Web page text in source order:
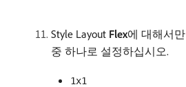
Style Layout Flex​에 대해서만
중 하나로 설정하십시오.
1x1